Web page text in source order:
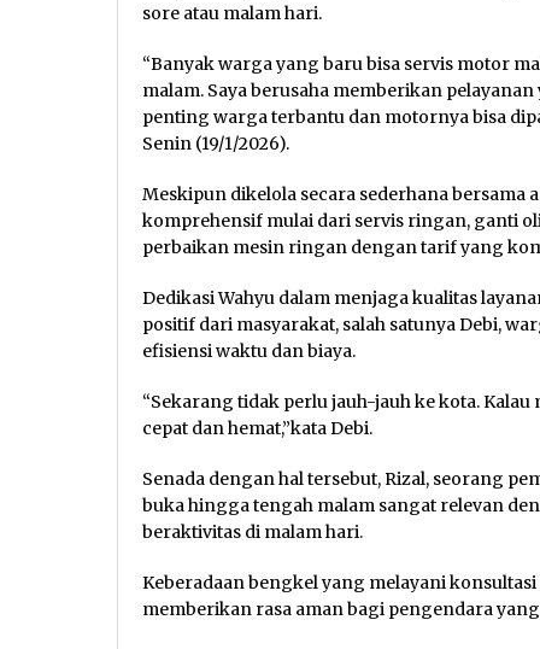
sore atau malam hari.
“Banyak warga yang baru bisa servis motor
malam. Saya berusaha memberikan
penting warga terbantu dan motornya bisa
Senin (19/1/2026).
Meskipun dikelola secara sederhana
komprehensif mulai dari servis ringan, ganti
perbaikan mesin ringan dengan tarif yang
Dedikasi Wahyu dalam menjaga kualitas
positif dari masyarakat, salah satunya Debi,
efisiensi waktu dan biaya.
“Sekarang tidak perlu jauh-jauh ke kota.
cepat dan hemat,”kata Debi.
Senada dengan hal tersebut, Rizal, seorang
buka hingga tengah malam sangat relevan
beraktivitas di malam hari.
Keberadaan bengkel yang melayani
memberikan rasa aman bagi pengendara